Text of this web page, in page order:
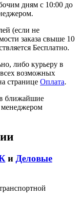
дням с 10:00 до
(если не
заказа свыше 10
Бесплатно.
либо курьеру в
возможных
странице Оплата.
ближайшие
менеджером
и Деловые